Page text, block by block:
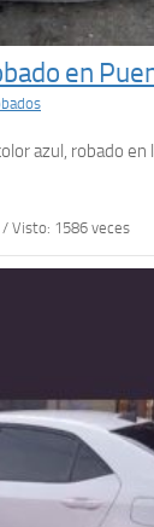
en
azul, robado en
/ Visto: 1586 veces